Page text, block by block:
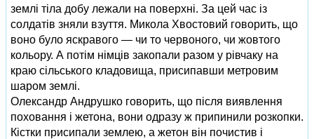
землі тіла добу лежали на поверхні. За цей час із
солдатів зняли взуття. Микола Хвостовий говорить, що
воно було яскравого — чи то червоного, чи жовтого
кольору. А потім німців закопали разом у рівчаку на
краю сільського кладовища, присипавши метровим
шаром землі.
Олександр Андрушко говорить, що після виявлення
поховання і жетона, вони одразу ж припинили розкопки.
Кістки присипали землею, а жетон він почистив і